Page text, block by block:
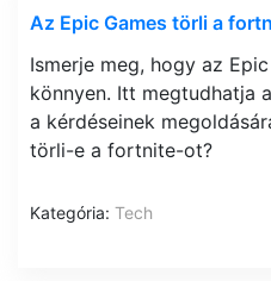
Az Epic Games törli a
Ismerje meg, hogy az
könnyen. Itt megtudhatja
a kérdéseinek
törli-e a fortnite-ot?
Kategória: Tech